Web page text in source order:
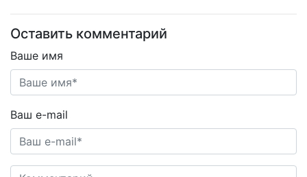
Оставить комментарий
Ваше имя
Ваш e-mail